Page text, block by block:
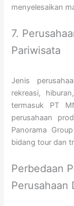
menyelesaikan
7.
Pariwisata
Jenis
rekreasi,
termasuk PT
perusahaan
Panorama
bidang tour dan
Perbedaan
Perusahaan